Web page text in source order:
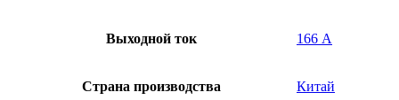
Выходной ток 166 А
Страна производства Китай